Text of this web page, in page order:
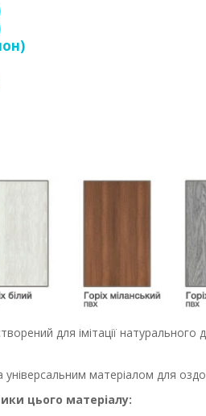
для імітації
матеріалом для
цього матеріалу: